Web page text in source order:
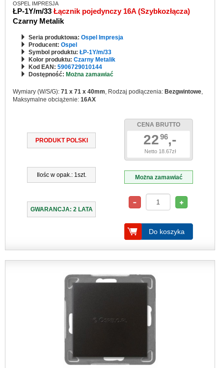
OSPEL IMPRESJA
ŁP-1Y/m/33 Łącznik pojedynczy 16A (Szybkozłącza)
Czarny Metalik
Seria produktowa: Ospel Impresja
Producent: Ospel
Symbol produktu: ŁP-1Y/m/33
Kolor produktu: Czarny Metalik
Kod EAN: 5906729010144
Dostępność: Można zamawiać
Wymiary (W/S/G): 71 x 71 x 40mm, Rodzaj podłączenia: Bezgwintowe,
Maksymalne obciążenie: 16AX
PRODUKT POLSKI
Ilośc w opak.: 1szt.
GWARANCJA: 2 LATA
CENA BRUTTO
2296,-
Netto 18.67zł
Można zamawiać
Do koszyka